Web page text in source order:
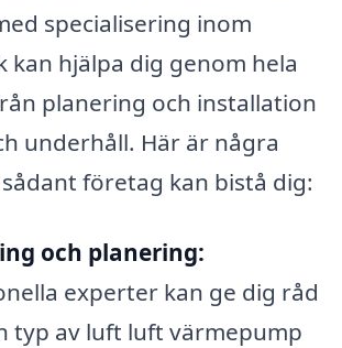
specialisering inom
kan hjälpa dig genom hela
planering och installation
underhåll. Här är några
företag kan bistå dig:
och planering:
experter kan ge dig råd
typ av luft luft värmepump